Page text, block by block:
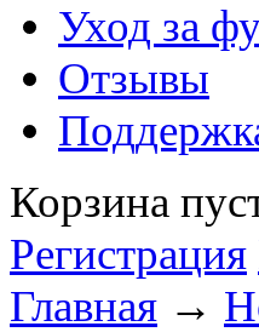
Уход за
Отзывы
Корзина
Регистрация
Главная →